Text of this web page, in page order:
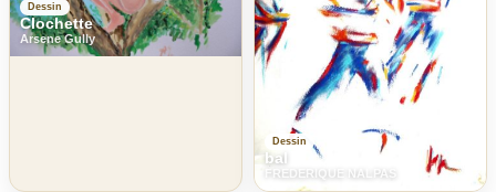
Dessin
Clochette
Arsene Gully
Dessin
bal
FREDERIQUE NALPAS